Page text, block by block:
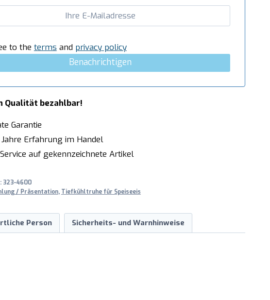
to the terms and privacy policy
Benachrichtigen
Qualität bezahlbar!
Garantie
Erfahrung im Handel
auf gekennzeichnete Artikel
323-4600
/ Präsentation, Tiefkühltruhe für Speiseeis
Person Sicherheits- und Warnhinweise